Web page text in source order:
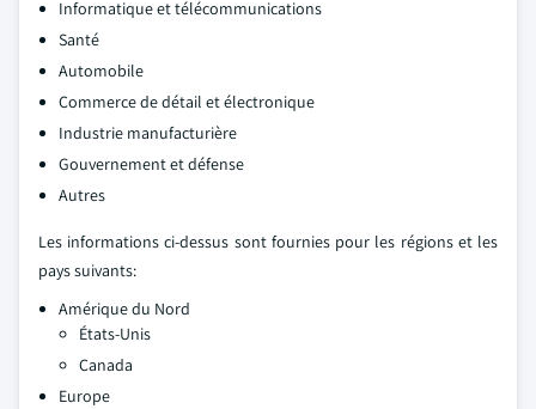
Informatique et télécommunications
Santé
Automobile
Commerce de détail et électronique
Industrie manufacturière
Gouvernement et défense
Autres
Les informations ci-dessus sont fournies pour les régions et les
pays suivants:
Amérique du Nord
États-Unis
Canada
Europe